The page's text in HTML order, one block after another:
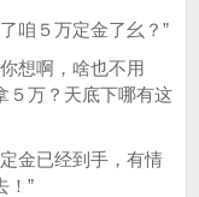
咱５万定金了幺？”
想啊，啥也不用
５万？天底下哪有这
金已经到手，有情
！”